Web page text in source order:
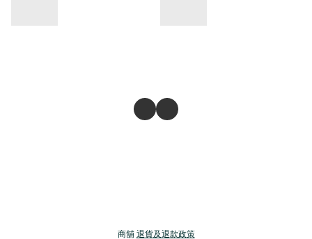
商舖 退貨及退款政策